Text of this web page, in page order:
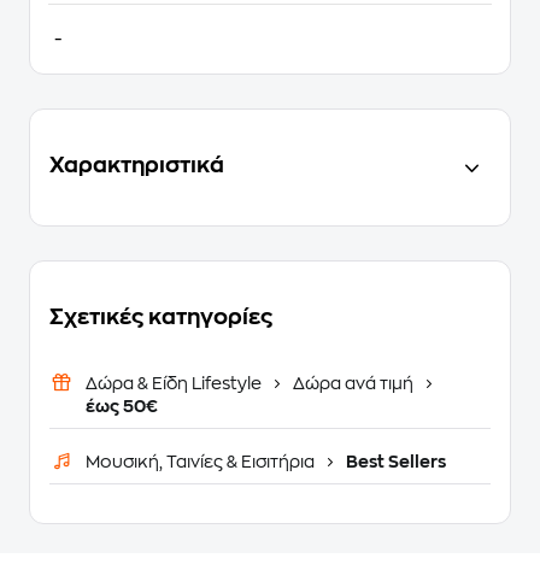
-
Χαρακτηριστικά
Σχετικές κατηγορίες
Δώρα & Είδη Lifestyle
Δώρα ανά τιμή
έως 50€
Μουσική, Ταινίες & Εισιτήρια Best Sellers